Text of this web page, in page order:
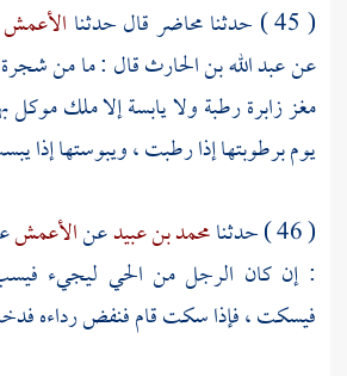
( 45 ) حدثنا
محاضرقال حدثنا الأعمش
عنعبد الله بن الحارثقال : ما من شجرة
مغز زابرة رطبة ولا يابسة إلا ملك موكل
يوم برطوبتها إذا رطبت ، ويبوستها إذا
( 46 ) حدثنا
محمد بن عبيدعنالأعمش
: إن كان الرجل من الحي ليجيء
فيسكت ، فإذا سكت قام فنفض رداءه